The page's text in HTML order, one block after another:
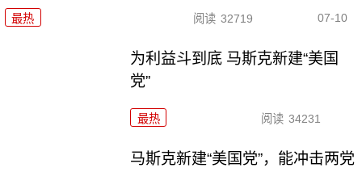
最热 阅读 32719 07-10
为利益斗到底 马斯克新建“美国
党”
最热 阅读 34231
马斯克新建“美国党”，能冲击两党